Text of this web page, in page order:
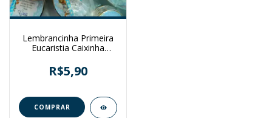
Lembrancinha Primeira
Eucaristia Caixinha
R$5,90